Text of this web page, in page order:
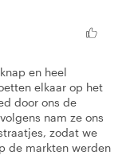
en heel
elkaar op het
door ons de
nam ze ons
zodat we
de markten werden